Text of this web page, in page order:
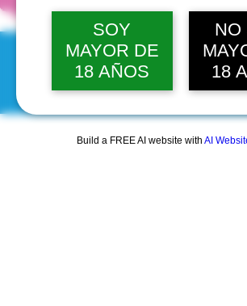
SOY
MAYOR DE
18 AÑOS
NO
18
Build a FREE AI website with AI
© 2025 by Scantastic.